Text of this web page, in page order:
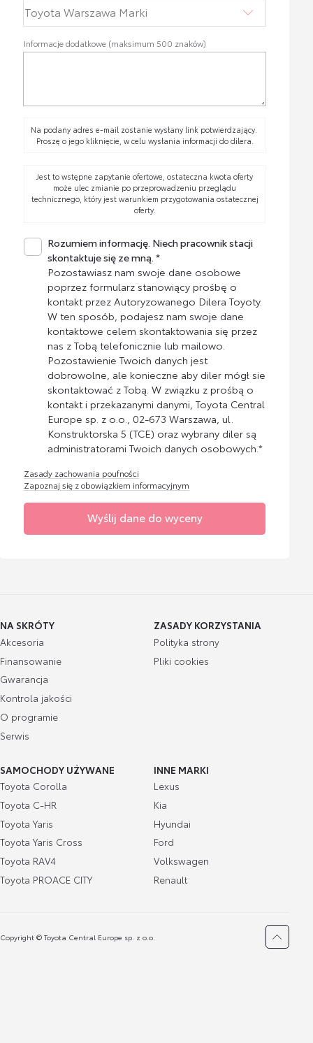
Informacje dodatkowe (maksimum 500 znaków)
Na podany adres e-mail zostanie wysłany link potwierdzający.
Proszę o jego kliknięcie, w celu wysłania informacji do dilera.
Jest to wstępne zapytanie ofertowe, ostateczna kwota oferty
może ulec zmianie po przeprowadzeniu przeglądu
technicznego, który jest warunkiem przygotowania ostatecznej
oferty.
Rozumiem informację. Niech pracownik stacji
skontaktuje się ze mną. *
Pozostawiasz nam swoje dane osobowe
poprzez formularz stanowiący prośbę o
kontakt przez Autoryzowanego Dilera Toyoty.
W ten sposób, podajesz nam swoje dane
kontaktowe celem skontaktowania się przez
nas z Tobą telefonicznie lub mailowo.
Pozostawienie Twoich danych jest
dobrowolne, ale konieczne aby diler mógł sie
skontaktować z Tobą. W związku z prośbą o
kontakt i przekazanymi danymi, Toyota Central
Europe sp. z o.o., 02-673 Warszawa, ul.
Konstruktorska 5 (TCE) oraz wybrany diler są
administratorami Twoich danych osobowych.*
Zasady zachowania poufności
Zapoznaj się z obowiązkiem informacyjnym
Wyślij dane do wyceny
NA SKRÓTY
Akcesoria
Finansowanie
Gwarancja
Kontrola jakości
O programie
Serwis
ZASADY KORZYSTANIA
Polityka strony
Pliki cookies
SAMOCHODY UŻYWANE
Toyota Corolla
Toyota C-HR
Toyota Yaris
Toyota Yaris Cross
Toyota RAV4
Toyota PROACE CITY
INNE MARKI
Lexus
Kia
Hyundai
Ford
Volkswagen
Renault
Copyright © Toyota Central Europe sp. z o.o.